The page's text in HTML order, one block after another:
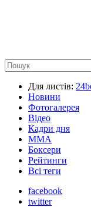
Для листів:
Новини
Фотогалерея
Відео
Кадри дня
ММА
Боксери
Рейтинги
Всі теги
facebook
twitter